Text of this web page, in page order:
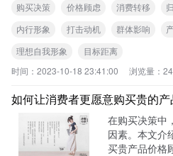
群体、转移归
离、转移消费
事实和唤起理
这些方法，消
贵的产品。
购买决策 价格顾虑 消费转移
内行形象
打击动机 群体影响
理想自我形象
目标距离
时间： 2023-10-18 23:41:00 浏览量：
如何让消费者更愿意购买贵的产
在购买决策中
因素。本文介
买贵产品价格